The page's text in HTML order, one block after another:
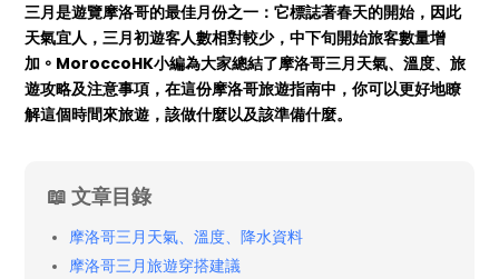
三月是遊覽摩洛哥的最佳月份之一：它標誌著春天的開始，因此
天氣宜人，三月初遊客人數相對較少，中下旬開始旅客數量增
加 。 MoroccoHK小編為大家總結了摩洛哥三月天氣、溫度、旅
遊攻略及注意事項，在這份摩洛哥旅遊指南中，你可以更好地瞭
解這個時間來旅遊，該做什麼以及該準備什麼。
📖 文章目錄
摩洛哥三月天氣、溫度、降水資料
摩洛哥三月旅遊穿搭建議